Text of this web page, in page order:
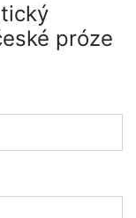
próze